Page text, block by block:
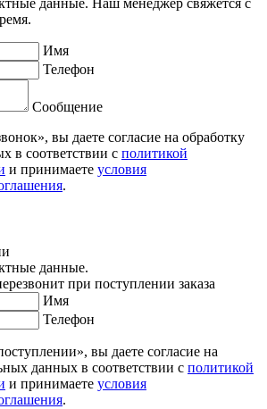
данные. Наш менеджер свяжется с
Имя
Телефон
Сообщение
вы даете согласие на обработку
в соответствии с политикой
и принимаете условия
.
данные.
при поступлении заказа
Имя
Телефон
вы даете согласие на
данных в соответствии с политикой
и принимаете условия
.